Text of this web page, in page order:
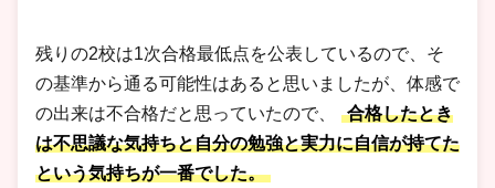
残りの2校は1次合格最低点を公表しているので、そ
の基準から通る可能性はあると思いましたが、体感で
の出来は不合格だと思っていたので、
合格したとき
は不思議な気持ちと自分の勉強と実力に自信が持てた
という気持ちが一番でした。